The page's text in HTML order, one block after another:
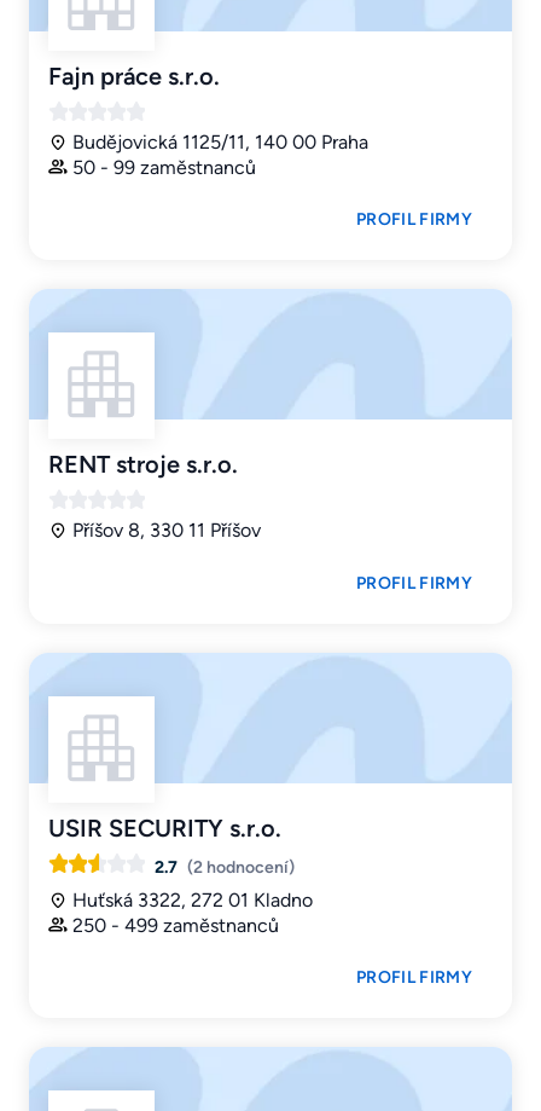
Fajn práce s.r.o.
Budějovická 1125/11, 140 00 Praha
50 - 99 zaměstnanců
PROFIL FIRMY
RENT stroje s.r.o.
Příšov 8, 330 11 Příšov
PROFIL FIRMY
USIR SECURITY s.r.o.
2.7 (2 hodnocení)
Huťská 3322, 272 01 Kladno
250 - 499 zaměstnanců
PROFIL FIRMY